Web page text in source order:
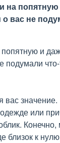
на
вас не
и
вас значение.
или
Конечно,
близок к